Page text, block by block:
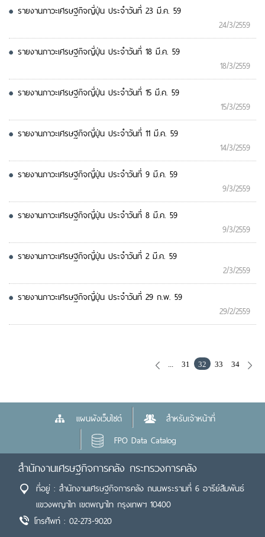
รายงานภาวะเศรษฐกิจญี่ปุ่น ประจำวันที่ 23 มี.ค. 59
24/3/2559
รายงานภาวะเศรษฐกิจญี่ปุ่น ประจำวันที่ 18 มี.ค. 59
18/3/2559
รายงานภาวะเศรษฐกิจญี่ปุ่น ประจำวันที่ 15 มี.ค. 59
15/3/2559
รายงานภาวะเศรษฐกิจญี่ปุ่น ประจำวันที่ 11 มี.ค. 59
14/3/2559
รายงานภาวะเศรษฐกิจญี่ปุ่น ประจำวันที่ 9 มี.ค. 59
9/3/2559
รายงานภาวะเศรษฐกิจญี่ปุ่น ประจำวันที่ 8 มี.ค. 59
9/3/2559
รายงานภาวะเศรษฐกิจญี่ปุ่น ประจำวันที่ 2 มี.ค. 59
2/3/2559
รายงานภาวะเศรษฐกิจญี่ปุ่น ประจำวันที่ 29 ก.พ. 59
29/2/2559
... 31 32 33 34
แผนผังเว็บไซต์
สำหรับเจ้าหน้าที่
FPO Data Catalog
สำนักงานเศรษฐกิจการคลัง กระทรวงการคลัง
ที่อยู่ : สำนักงานเศรษฐกิจการคลัง ถนนพระรามที่ 6 อารีย์สัมพันธ์
แขวงพญาไท เขตพญาไท กรุงเทพฯ 10400
โทรศัพท์ : 02-273-9020